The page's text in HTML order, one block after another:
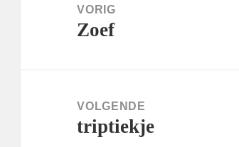
VORIG
Vorig
Zoef
VOLGENDE
Volgend
triptiekje